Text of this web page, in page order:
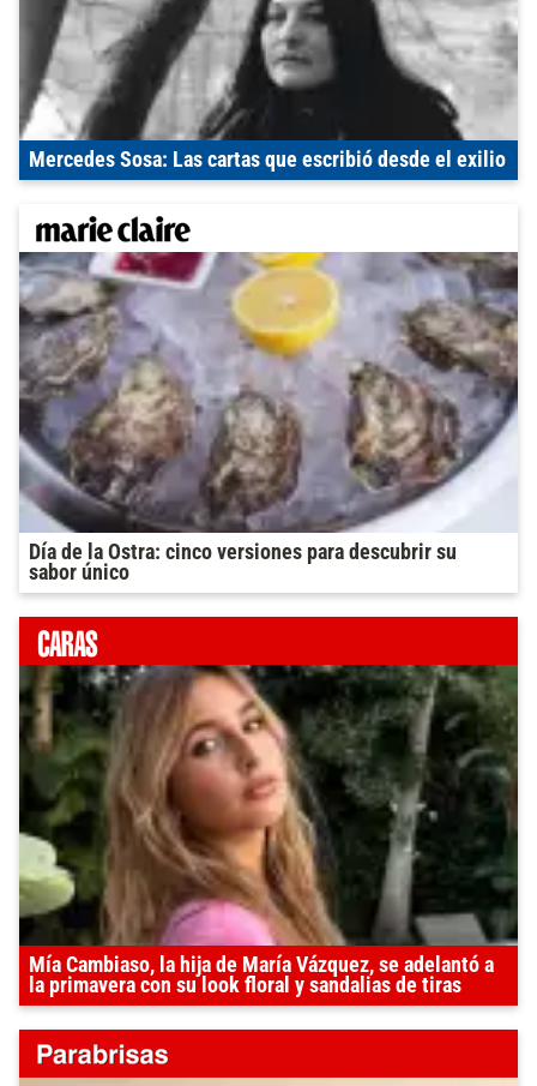
Mercedes Sosa: Las cartas que escribió desde el exilio
Día de la Ostra: cinco versiones para descubrir su
sabor único
Mía Cambiaso, la hija de María Vázquez, se adelantó a
la primavera con su look floral y sandalias de tiras